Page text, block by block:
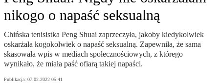
nikogo o napaść seksualną
Chińska tenisistka Peng Shuai zaprzeczyła, jakoby kiedykolwiek
oskarżała kogokolwiek o napaść seksualną. Zapewniła, że sama
skasowała wpis w mediach społecznościowych, z którego
wynikało, że miała paść ofiarą takiej napaści.
Publikacja: 07.02.2022 05:41